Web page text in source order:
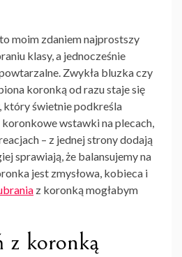
moim zdaniem najprostszy
klasy, a jednocześnie
Zwykła bluzka czy
koronką od razu staje się
który świetnie podkreśla
wstawki na plecach,
– z jednej strony dodają
sprawiają, że balansujemy na
jest zmysłowa, kobieca i
z koronką mogłabym
z koronką